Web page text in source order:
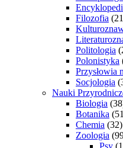
Filozofia
Politologia
Polonistyka
Przysłowia
Socjologia
Nauki
Biologia
Botanika
Chemia (32)
Zoologia
Psy